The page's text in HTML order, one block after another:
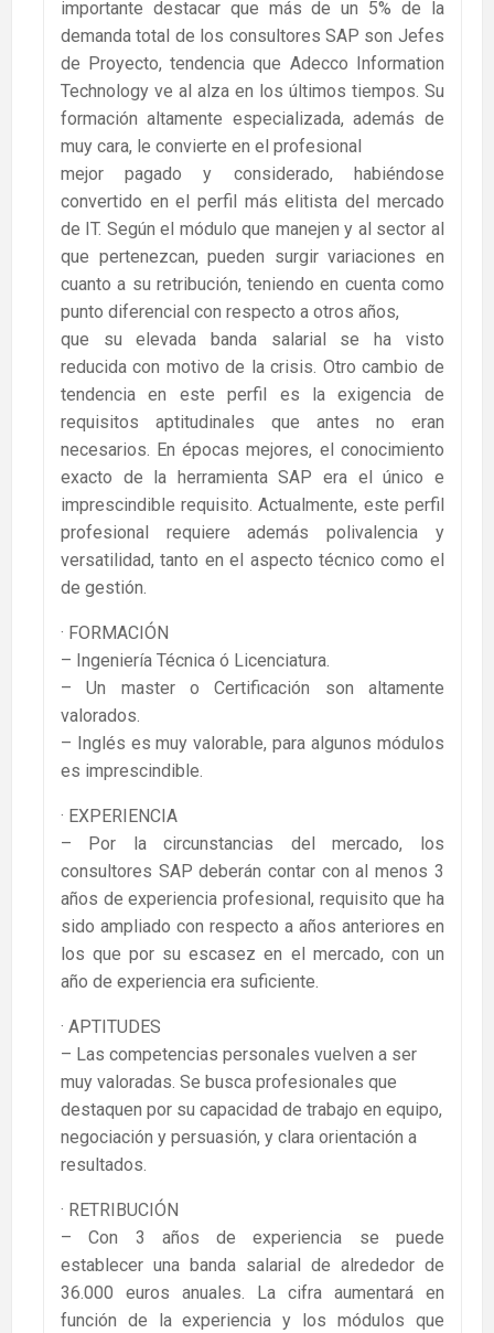
importante destacar que más de un 5% de la
demanda total de los consultores SAP son Jefes
de Proyecto, tendencia que Adecco Information
Technology ve al alza en los últimos tiempos. Su
formación altamente especializada, además de
muy cara, le convierte en el profesional
mejor pagado y considerado, habiéndose
convertido en el perfil más elitista del mercado
de IT. Según el módulo que manejen y al sector al
que pertenezcan, pueden surgir variaciones en
cuanto a su retribución, teniendo en cuenta como
punto diferencial con respecto a otros años,
que su elevada banda salarial se ha visto
reducida con motivo de la crisis. Otro cambio de
tendencia en este perfil es la exigencia de
requisitos aptitudinales que antes no eran
necesarios. En épocas mejores, el conocimiento
exacto de la herramienta SAP era el único e
imprescindible requisito. Actualmente, este perfil
profesional requiere además polivalencia y
versatilidad, tanto en el aspecto técnico como el
de gestión.
· FORMACIÓN
– Ingeniería Técnica ó Licenciatura.
– Un master o Certificación son altamente
valorados.
– Inglés es muy valorable, para algunos módulos
es imprescindible.
· EXPERIENCIA
– Por la circunstancias del mercado, los
consultores SAP deberán contar con al menos 3
años de experiencia profesional, requisito que ha
sido ampliado con respecto a años anteriores en
los que por su escasez en el mercado, con un
año de experiencia era suficiente.
· APTITUDES
– Las competencias personales vuelven a ser
muy valoradas. Se busca profesionales que
destaquen por su capacidad de trabajo en equipo,
negociación y persuasión, y clara orientación a
resultados.
· RETRIBUCIÓN
– Con 3 años de experiencia se puede
establecer una banda salarial de alrededor de
36.000 euros anuales. La cifra aumentará en
función de la experiencia y los módulos que